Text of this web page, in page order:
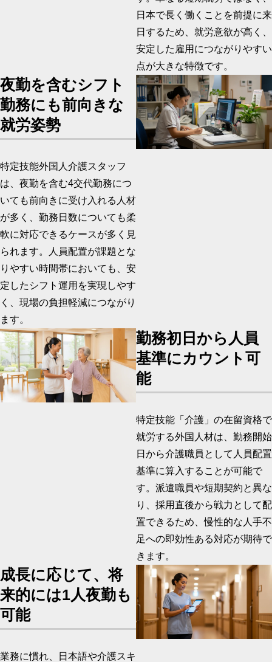
日本で長く働くことを前提に来
日するため、就労意欲が高く、
安定した雇用につながりやすい
点が大きな特徴です。
夜勤を含むシフト
勤務にも前向きな
就労姿勢
特定技能外国人介護スタッフ
は、夜勤を含む4交代勤務につ
いても前向きに受け入れる人材
が多く、勤務日数についても柔
軟に対応できるケースが多く見
られます。人員配置が課題とな
りやすい時間帯においても、安
定したシフト運用を実現しやす
く、現場の負担軽減につながり
ます。
勤務初日から人員
基準にカウント可
能
特定技能「介護」の在留資格で
就労する外国人材は、勤務開始
日から介護職員として人員配置
基準に算入することが可能で
す。派遣職員や短期契約と異な
り、採用直後から戦力として配
置できるため、慢性的な人手不
足への即効性ある対応が期待で
きます。
成長に応じて、将
来的には1人夜勤も
可能
業務に慣れ、日本語や介護スキ